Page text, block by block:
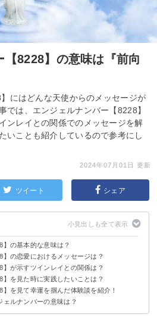
【8228】の意味は『前向
にはどんな天使からのメッセージが
では、エンジェルナンバー【8228】
ンレイとの関係でのメッセージを解
いことも紹介しているので参考にし
2024年07月01日 更新
ツイート シェア
の基本的な意味は？
てください
の恋愛におけるメッセージは？
が示すツインレイとの関係は？
を見た時に実践したいことは？
ける
を見て幸運を掴んだ体験談を紹介！
できた
愛成就
りがいができた
ェルナンバーの意味は？
】】
】
】